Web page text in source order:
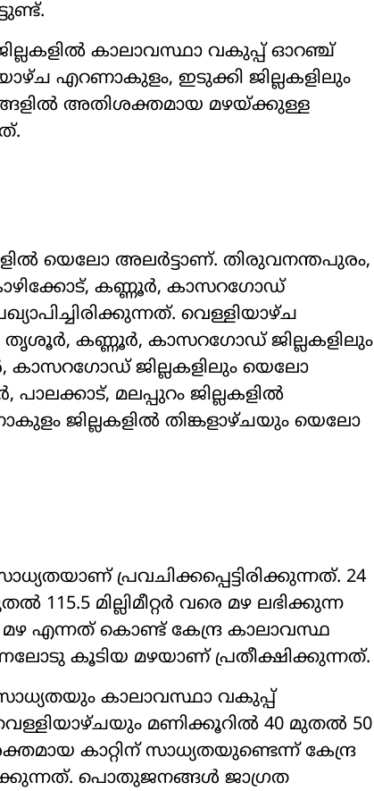
കാലാവസ്ഥാ വകുപ്പ് ഓറഞ്ച്
എറണാകുളം, ഇടുക്കി ജില്ലകളിലും
അതിശക്തമായ മഴയ്ക്കുള്ള
യെലോ അലർട്ടാണ്. തിരുവനന്തപുരം,
കണ്ണൂർ, കാസറഗോഡ്
വെള്ളിയാഴ്ച
തൃശൂർ, കണ്ണൂർ, കാസറഗോഡ് ജില്ലകളിലും
കാസറഗോഡ് ജില്ലകളിലും യെലോ
മലപ്പുറം ജില്ലകളിൽ
ജില്ലകളിൽ തിങ്കളാഴ്ചയും യെലോ
പ്രവചിക്കപ്പെട്ടിരിക്കുന്നത്. 24
115.5 മില്ലിമീറ്റർ വരെ മഴ ലഭിക്കുന്ന
എന്നത് കൊണ്ട് കേന്ദ്ര കാലാവസ്ഥ
കൂടിയ മഴയാണ് പ്രതീക്ഷിക്കുന്നത്.
സാധ്യതയും കാലാവസ്ഥാ വകുപ്പ്
മണിക്കൂറിൽ 40 മുതൽ 50
കാറ്റിന് സാധ്യതയുണ്ടെന്ന് കേന്ദ്ര
പൊതുജനങ്ങൾ ജാഗ്രത